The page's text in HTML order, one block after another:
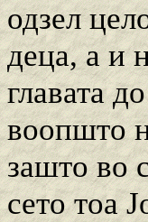
одзел
деца, a и
главата
воопшто
зашто во
сето тоа